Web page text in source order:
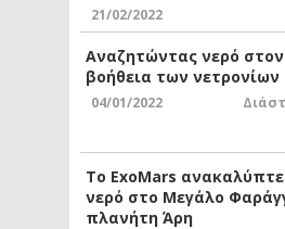
21/02/2022
Αναζητώντας νερό
βοήθεια των νετρονίων
04/01/2022
Το ExoMars
νερό στο Μεγάλο
πλανήτη Άρη